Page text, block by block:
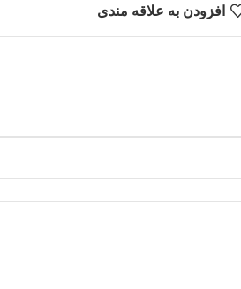
افزودن به علاقه مندی